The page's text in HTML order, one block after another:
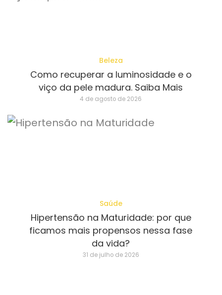
Beleza
Como recuperar a luminosidade e o
viço da pele madura. Saiba Mais
4 de agosto de 2026
Saúde
Hipertensão na Maturidade: por que
ficamos mais propensos nessa fase
da vida?
31 de julho de 2026